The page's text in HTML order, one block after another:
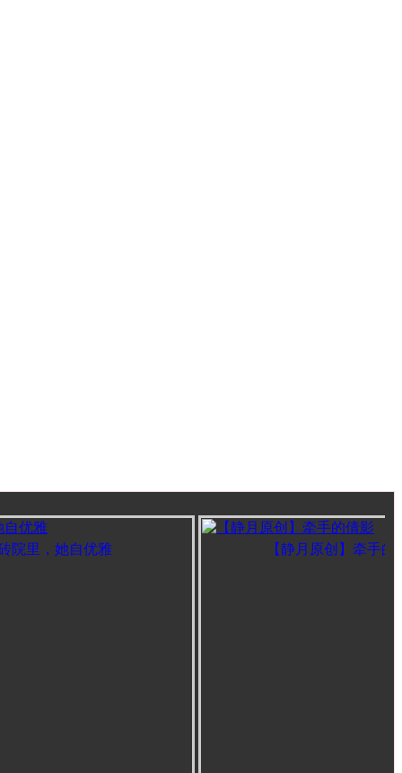
，她自优雅 【静月原创】牵手的倩影